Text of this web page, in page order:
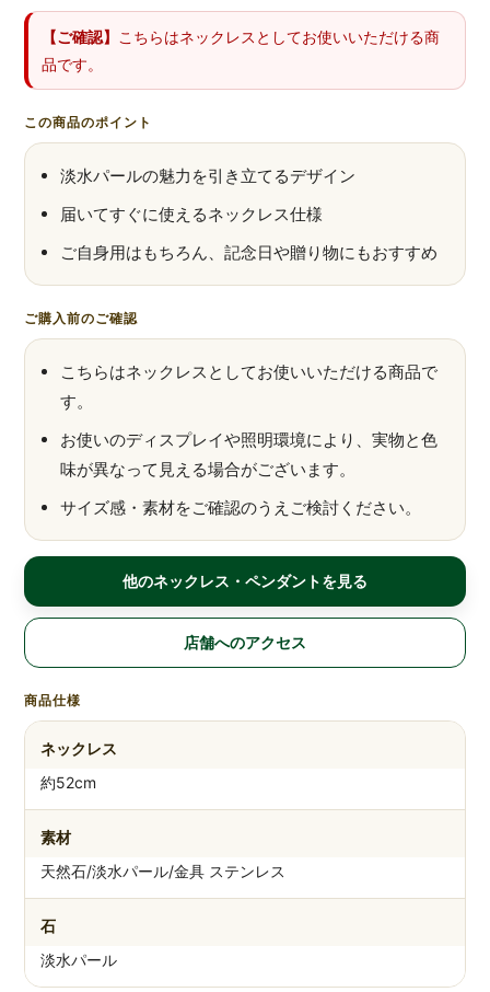
【ご確認】
こちらはネックレスとしてお使いいただける商
品です。
この商品のポイント
淡水パールの魅力を引き立てるデザイン
届いてすぐに使えるネックレス仕様
ご自身用はもちろん、記念日や贈り物にもおすすめ
ご購入前のご確認
こちらはネックレスとしてお使いいただける商品で
す。
お使いのディスプレイや照明環境により、実物と色
味が異なって見える場合がございます。
サイズ感・素材をご確認のうえご検討ください。
他のネックレス・ペンダントを見る
店舗へのアクセス
商品仕様
ネックレス
約52cm
素材
天然石/淡水パール/金具 ステンレス
石
淡水パール